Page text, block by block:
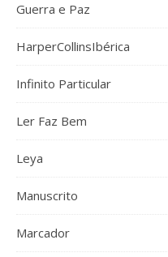
Guerra e Paz
HarperCollinsIbérica
Infinito Particular
Ler Faz Bem
Leya
Manuscrito
Marcador